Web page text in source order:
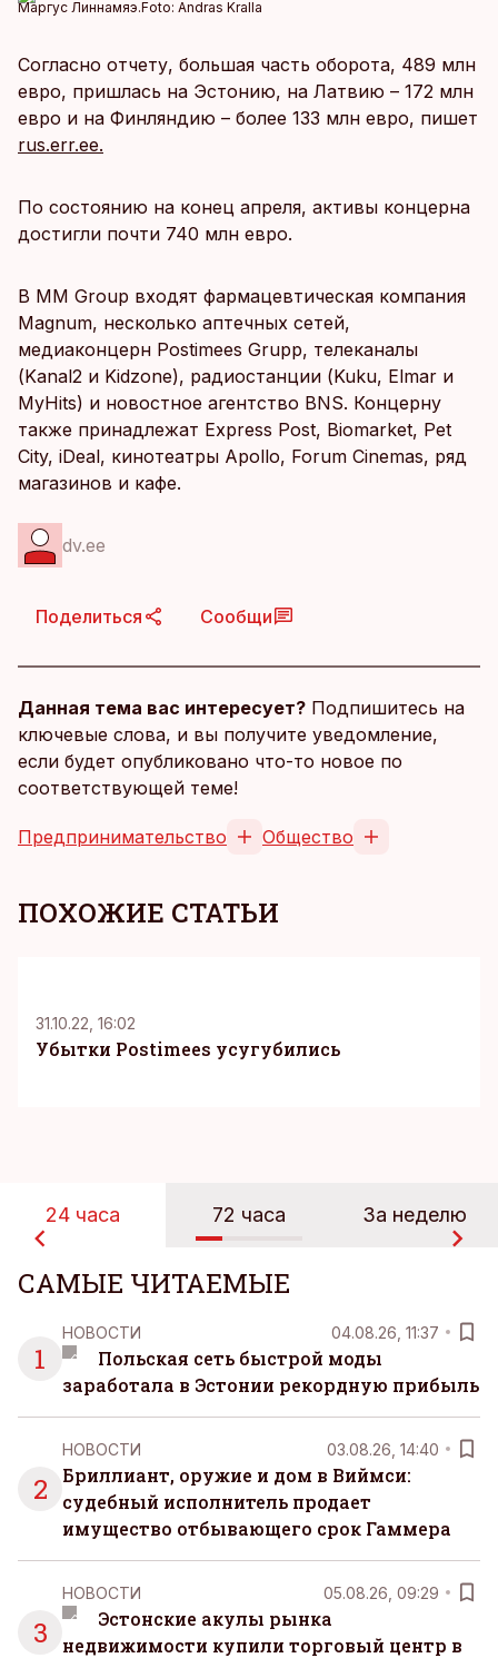
Маргус Линнамяэ.Foto: Andras Kralla
Согласно отчету, большая часть оборота, 489 млн
евро, пришлась на Эстонию, на Латвию – 172 млн
евро и на Финляндию – более 133 млн евро, пишет
rus.err.ee.
По состоянию на конец апреля, активы концерна
достигли почти 740 млн евро.
В MM Group входят фармацевтическая компания
Magnum, несколько аптечных сетей,
медиаконцерн Postimees Grupp, телеканалы
(Kanal2 и Kidzone), радиостанции (Kuku, Elmar и
MyHits) и новостное агентство BNS. Концерну
также принадлежат Express Post, Biomarket, Pet
City, iDeal, кинотеатры Apollo, Forum Cinemas, ряд
магазинов и кафе.
dv.ee
Поделиться Сообщи
Данная тема вас интересует? Подпишитесь на
ключевые слова, и вы получите уведомление,
если будет опубликовано что-то новое по
соответствующей теме!
Предпринимательство Общество
ПОХОЖИЕ СТАТЬИ
31.10.22, 16:02
Убытки Postimees усугубились
24 часа 72 часа За неделю
САМЫЕ ЧИТАЕМЫЕ
1
НОВОСТИ 04.08.26, 11:37
Польская сеть быстрой моды
заработала в Эстонии рекордную прибыль
2
НОВОСТИ 03.08.26, 14:40
Бриллиант, оружие и дом в Виймси:
судебный исполнитель продает
имущество отбывающего срок Гаммера
3
НОВОСТИ 05.08.26, 09:29
Эстонские акулы рынка
недвижимости купили торговый центр в